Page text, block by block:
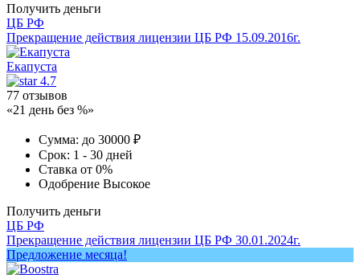
Получить деньги
ЦБ РФ
Прекращение действия лицензии ЦБ РФ 15.09.2016г.
Екапуста
4.7
77 отзывов
«21 день без %»
Сумма: до 30000 ₽
Срок: 1 - 30 дней
Ставка от 0%
Одобрение Высокое
Получить деньги
ЦБ РФ
Прекращение действия лицензии ЦБ РФ 30.01.2024г.
Предложение месяца!